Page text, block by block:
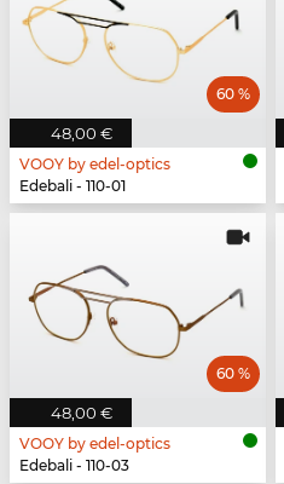
48,00 €
60 %
VOOY by edel-optics
Edebali - 110-01
48,00 €
60 %
VOOY by edel-optics
Edebali - 110-03